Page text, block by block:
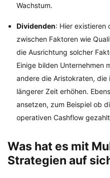
Wachstum.
Dividenden: Hier existieren
zwischen Faktoren wie
die Ausrichtung solcher
Einige bilden Unternehmen
andere die Aristokraten, die
längerer Zeit erhöhen.
ansetzen, zum Beispiel ob
operativen Cashflow
Was hat es mit
Strategien auf